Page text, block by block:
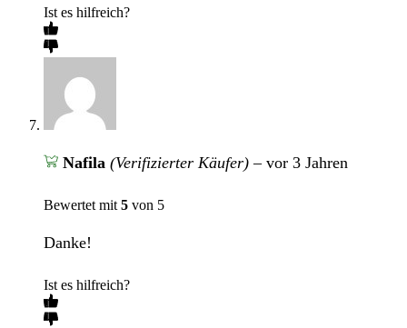
Ist es hilfreich?
Nafila (Verifizierter Käufer) – vor 3 Jahren
Bewertet mit 5 von 5
Danke!
Ist es hilfreich?